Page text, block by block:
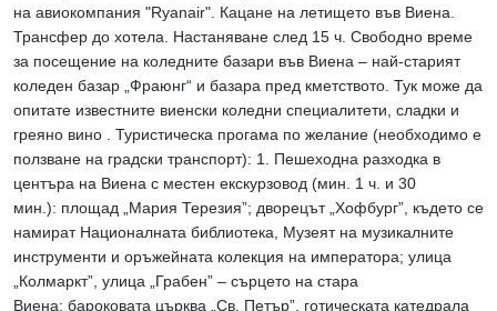
на авиокомпания "Ryanair". Кацане на летището във Виена.
Трансфер до хотела. Настаняване след 15 ч. Свободно време
за посещение на коледните базари във Виена – най-старият
коледен базар „Фраюнг“ и базара пред кметството. Тук може да
опитате известните виенски коледни специалитети, сладки и
греяно вино . Туристическа прогама по желание (необходимо е
ползване на градски транспорт): 1. Пешеходна разходка в
центъра на Виена с местен екскурзовод (мин. 1 ч. и 30
мин.): площад „Мария Терезия”; дворецът „Хофбург”, където се
намират Националната библиотека, Музеят на музикалните
инструменти и оръжейната колекция на императора; улица
„Колмаркт”, улица „Грабен” – сърцето на стара
Виена; бароковата църква „Св. Петър”, готическата катедрала